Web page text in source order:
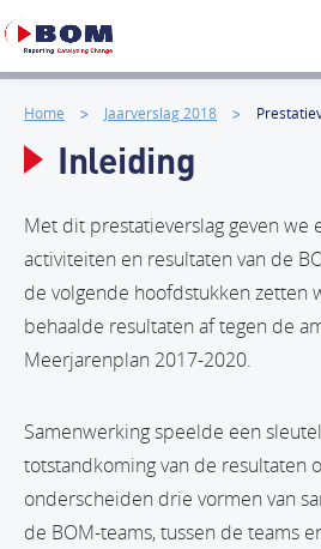
Home Jaarverslag 2018
Inleiding
Met dit prestatieverslag geven we
activiteiten en resultaten van de
de volgende hoofdstukken zetten
behaalde resultaten af tegen de
Meerjarenplan 2017-2020.
Samenwerking speelde een
totstandkoming van de resultaten
onderscheiden drie vormen van
de BOM-teams, tussen de teams